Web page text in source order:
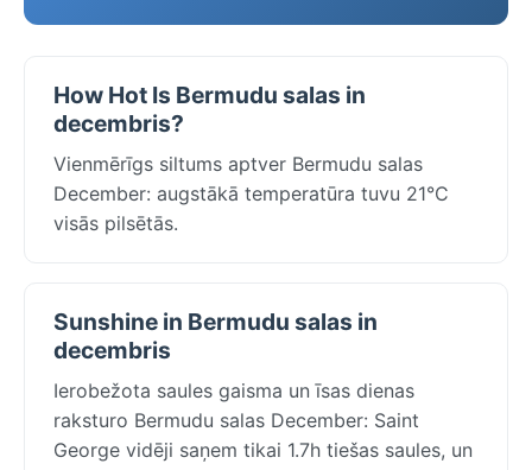
How Hot Is Bermudu salas in
decembris?
Vienmērīgs siltums aptver Bermudu salas
December: augstākā temperatūra tuvu 21°C
visās pilsētās.
Sunshine in Bermudu salas in
decembris
Ierobežota saules gaisma un īsas dienas
raksturo Bermudu salas December: Saint
George vidēji saņem tikai 1.7h tiešas saules, un